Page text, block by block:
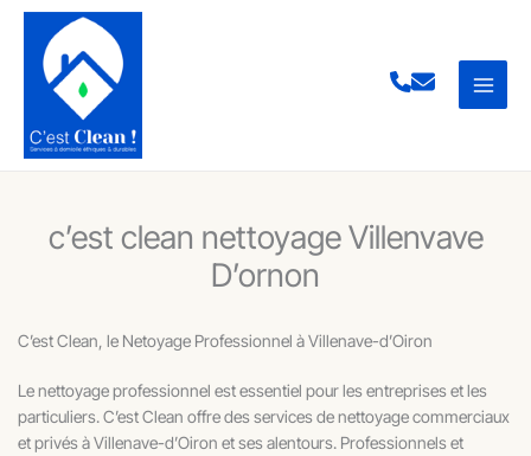
Aller
contenu
c’est clean nettoyage Villenvave
D’ornon
C’est Clean, le Netoyage Professionnel à Villenave-d’Oiron
Le nettoyage professionnel est essentiel pour les entreprises et les
particuliers. C’est Clean offre des services de nettoyage commerciaux
et privés à Villenave-d’Oiron et ses alentours. Professionnels et